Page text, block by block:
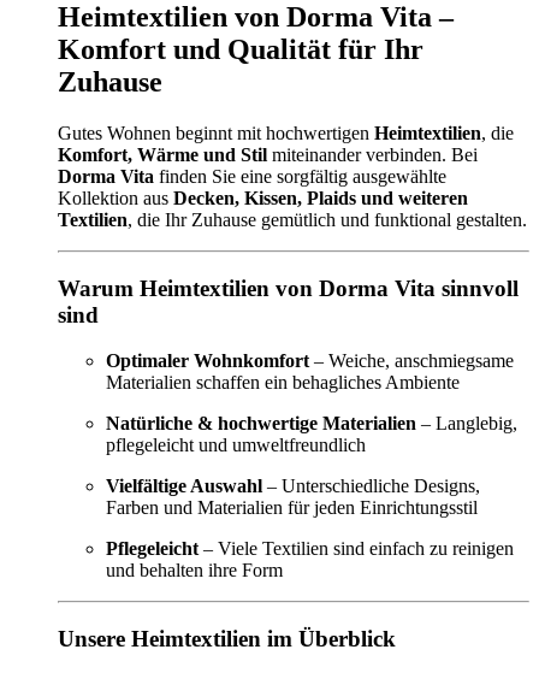
Heimtextilien von Dorma Vita –
Komfort und Qualität für Ihr
Zuhause
Gutes Wohnen beginnt mit hochwertigen Heimtextilien, die
Komfort, Wärme und Stil miteinander verbinden. Bei
Dorma Vita finden Sie eine sorgfältig ausgewählte
Kollektion aus Decken, Kissen, Plaids und weiteren
Textilien, die Ihr Zuhause gemütlich und funktional gestalten.
Warum Heimtextilien von Dorma Vita sinnvoll
sind
Optimaler Wohnkomfort – Weiche, anschmiegsame
Materialien schaffen ein behagliches Ambiente
Natürliche & hochwertige Materialien – Langlebig,
pflegeleicht und umweltfreundlich
Vielfältige Auswahl – Unterschiedliche Designs,
Farben und Materialien für jeden Einrichtungsstil
Pflegeleicht – Viele Textilien sind einfach zu reinigen
und behalten ihre Form
Unsere Heimtextilien im Überblick